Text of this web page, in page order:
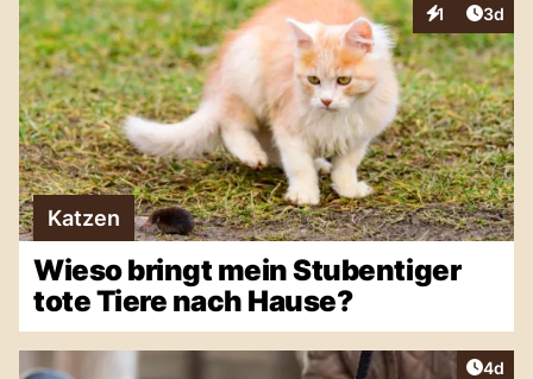
1
Interaktionen
3d
Katzen
Wieso bringt mein Stubentiger
tote Tiere nach Hause?
4d